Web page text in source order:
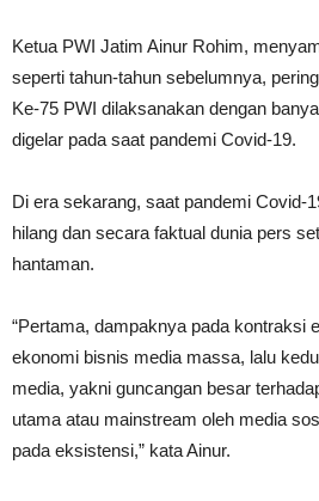
Ketua PWI Jatim Ainur Rohim,
seperti tahun-tahun sebelumnya,
Ke-75 PWI dilaksanakan dengan
digelar pada saat pandemi Covid-19.
Di era sekarang, saat pandemi Covid-
hilang dan secara faktual dunia pers
hantaman.
“Pertama, dampaknya pada kontraksi
ekonomi bisnis media massa, lalu
media, yakni guncangan besar
utama atau mainstream oleh media
pada eksistensi,” kata Ainur.